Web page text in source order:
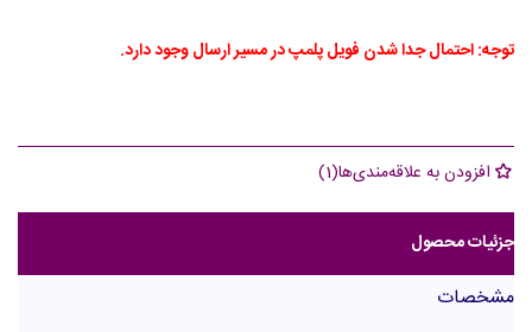
توجه: احتمال جدا شدن فویل پلمپ در مسیر ارسال وجود دارد.
افزودن به علاقه‌مندی‌ها(
1
)
جزئیات محصول
مشخصات